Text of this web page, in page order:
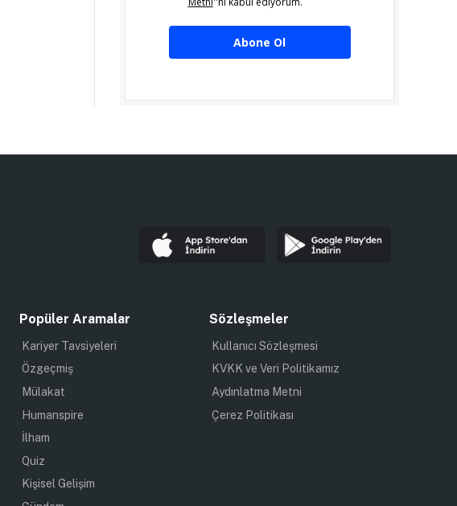
Abone Ol
Popüler Aramalar
Kariyer Tavsiyeleri
Özgeçmiş
Mülakat
Humanspire
İlham
Quiz
Kişisel Gelişim
Sözleşmeler
Kullanıcı Sözleşmesi
KVKK ve Veri Politikamız
Aydınlatma Metni
Çerez Politikası